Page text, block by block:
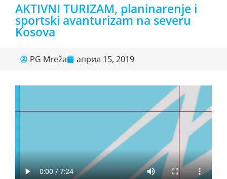
AKTIVNI TURIZAM, planinarenje i
sportski avanturizam na severu
Kosova
PG Mreža април 15, 2019